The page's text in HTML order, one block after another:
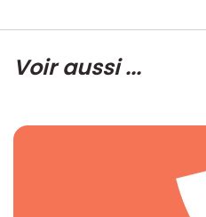
Voir aussi ...